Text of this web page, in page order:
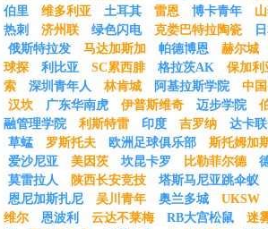
伯里
维多利亚 土耳其 雷恩 博卡青年
热刺
济州联 绿色闪电 克娄巴特拉陶瓷
俄斯特拉发
马达加斯加 帕德博恩
赫尔城
球探
利比亚 SC累西腓 格拉茨AK
保加利
索
深圳青年人 林肯城 阿基拉斯学院
中
汉坎
广东华南虎 伊普斯维奇 迈步学院
融管理学院
利斯特雷 印度 吉罗纳
达卡
草蜢
罗斯托夫 欧洲足球俱乐部
斯托姆加
爱沙尼亚
美因茨 坎昆卡罗 比勒菲尔德
莫雷拉人
陕西长安竞技
塔斯马尼亚跳伞蚁
恩尼加斯扎尼
吴川青年 奥兰多城
UKSW
维尔
恩波利 云达不莱梅 RB大宫松鼠
迷